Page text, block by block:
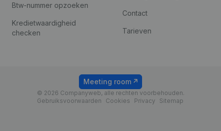
Btw-nummer opzoeken
Kredietwaardigheid
checken
Contact
Tarieven
© 2026 Companyweb, alle rechten voorbehouden.
Gebruiksvoorwaarden
Cookies Privacy Sitemap
Meeting room